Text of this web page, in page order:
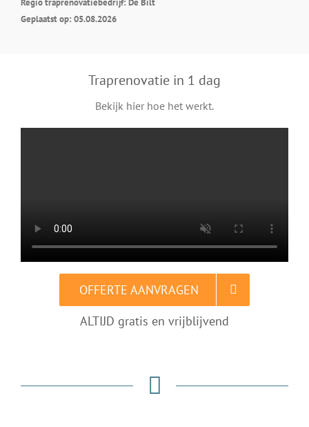
Geplaatst op: 05.08.2026
Traprenovatie in 1 dag
Bekijk hier hoe het werkt.
OFFERTE AANVRAGEN
ALTIJD gratis en vrijblijvend